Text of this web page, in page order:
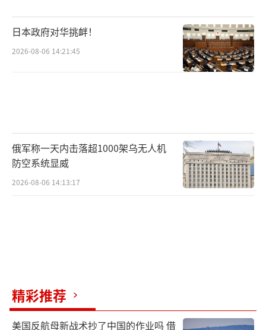
我倒在异国
一躺就是几十年
他们说，那是歼-20
是最厉害的战斗机
眼睁睁看着战友被炸碎吗
日本政府对华挑衅！
2026-08-06 14:21:45
俄军称一天内击落超1000架乌无人机
防空系统显威
2026-08-06 14:13:17
精彩推荐
美国反航母新战术抄了中国的作业吗 借